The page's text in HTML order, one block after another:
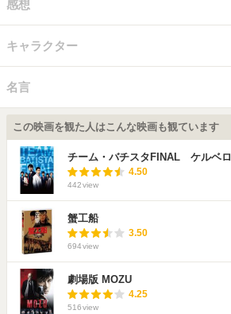
感想
キャラクター
名言
この映画を観た人はこんな映画も観ています
チーム・バチスタFINAL ケルベ
4.50
442view
蟹工船
3.50
694view
劇場版 MOZU
4.25
516view